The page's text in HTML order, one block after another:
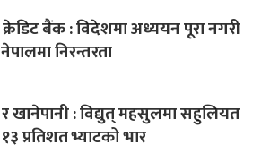
बैंक : विदेशमा अध्ययन पूरा नगरी
निरन्तरता
खानेपानी : विद्युत् महसुलमा सहुलियत
प्रतिशत भ्याटको भार